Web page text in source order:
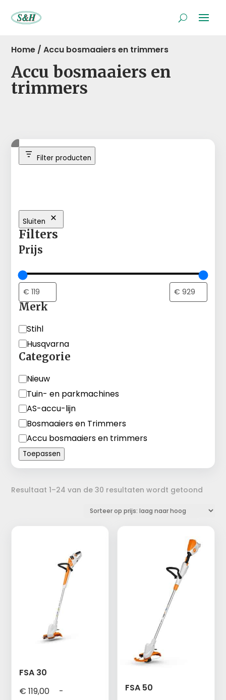
Home /Accu bosmaaiers en trimmers
Accu bosmaaiers en
trimmers
Filter producten
Sluiten
Filters
Prijs
Merk
Merk
Stihl
Husqvarna
Categorie
Categorie
Nieuw
Tuin- en parkmachines
AS-accu-lijn
Bosmaaiers en Trimmers
Accu bosmaaiers en trimmers
Toepassen
Resultaat 1–24 van de 30 resultaten wordt getoond
FSA 30
€ 119,00
-
FSA 50